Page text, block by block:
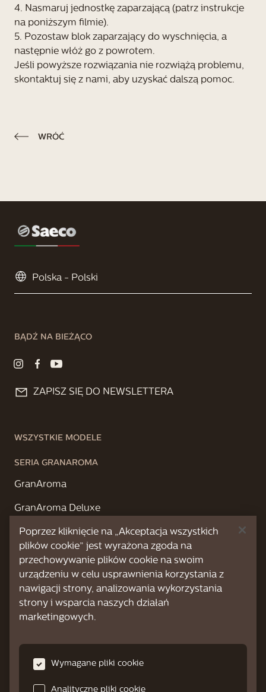
4. Nasmaruj jednostkę zaparzającą (patrz instrukcje
na poniższym filmie).
5. Pozostaw blok zaparzający do wyschnięcia, a
następnie włóż go z powrotem.
Jeśli powyższe rozwiązania nie rozwiążą problemu,
skontaktuj się z nami, aby uzyskać dalszą pomoc.
WRÓĆ
BĄDŹ NA BIEŻĄCO
ZAPISZ SIĘ DO NEWSLETTERA
WSZYSTKIE MODELE
SERIA GRANAROMA
GranAroma
GranAroma Deluxe
SERIA XELSIS
Xelsis Deluxe
Xelsis Suprema
Poradnik video
Poprzez kliknięcie na „Akceptacja wszystkich
plików cookie” jest wyrażona zgoda na
przechowywanie plików cookie na swoim
urządzeniu w celu usprawnienia korzystania z
nawigacji strony, analizowania wykorzystania
strony i wsparcia naszych działań
marketingowych.
Wymagane pliki cookie
Analityczne pliki cookie